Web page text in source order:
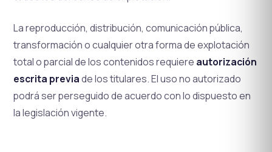
La reproducción, distribución, comunicación pública,
transformación o cualquier otra forma de explotación
total o parcial de los contenidos requiere autorización
escrita previade los titulares. El uso no autorizado
podrá ser perseguido de acuerdo con lo dispuesto en
la legislación vigente.